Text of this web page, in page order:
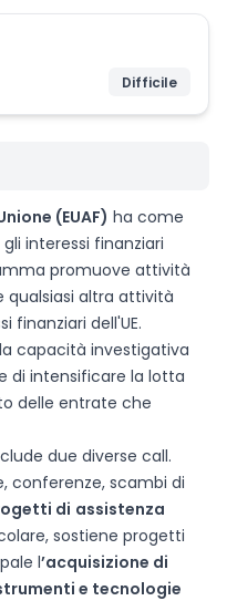
Difficile
(EUAF) ha come
interessi finanziari
promuove attività
qualsiasi altra attività
finanziari dell'UE.
capacità investigativa
di intensificare la lotta
delle entrate che
due diverse call.
conferenze, scambi di
di assistenza
sostiene progetti
l’acquisizione di
e tecnologie